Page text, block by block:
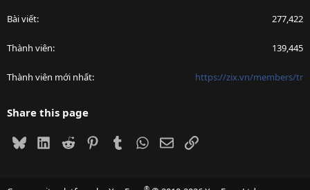
Bài viết 277,422
Thành viên 139,445
Thành viên mới nhất https://zix.vn/members/tr
Share this page
BlueskyLinkedIn
Reddit PinterestTumblrWhatsApp
EmailLink